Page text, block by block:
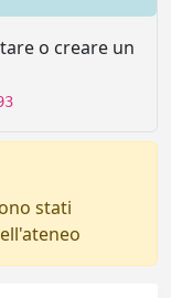
o creare un
stati